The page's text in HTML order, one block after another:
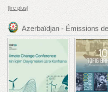
[lire plus]
Azerbaïdjan - Émissions